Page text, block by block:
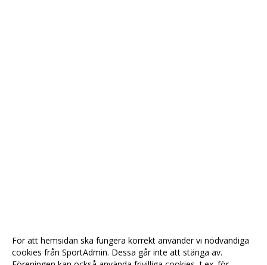
För att hemsidan ska fungera korrekt använder vi nödvändiga
cookies från SportAdmin. Dessa går inte att stänga av.